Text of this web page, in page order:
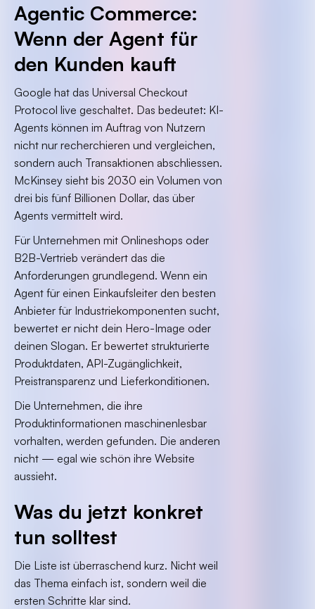
Agentic Commerce:
Wenn der Agent für
den Kunden kauft
Google hat das Universal Checkout
Protocol live geschaltet. Das bedeutet: KI-
Agents können im Auftrag von Nutzern
nicht nur recherchieren und vergleichen,
sondern auch Transaktionen abschliessen.
McKinsey sieht bis 2030 ein Volumen von
drei bis fünf Billionen Dollar, das über
Agents vermittelt wird.
Für Unternehmen mit Onlineshops oder
B2B-Vertrieb verändert das die
Anforderungen grundlegend. Wenn ein
Agent für einen Einkaufsleiter den besten
Anbieter für Industriekomponenten sucht,
bewertet er nicht dein Hero-Image oder
deinen Slogan. Er bewertet strukturierte
Produktdaten, API-Zugänglichkeit,
Preistransparenz und Lieferkonditionen.
Die Unternehmen, die ihre
Produktinformationen maschinenlesbar
vorhalten, werden gefunden. Die anderen
nicht — egal wie schön ihre Website
aussieht.
Was du jetzt konkret
tun solltest
Die Liste ist überraschend kurz. Nicht weil
das Thema einfach ist, sondern weil die
ersten Schritte klar sind.